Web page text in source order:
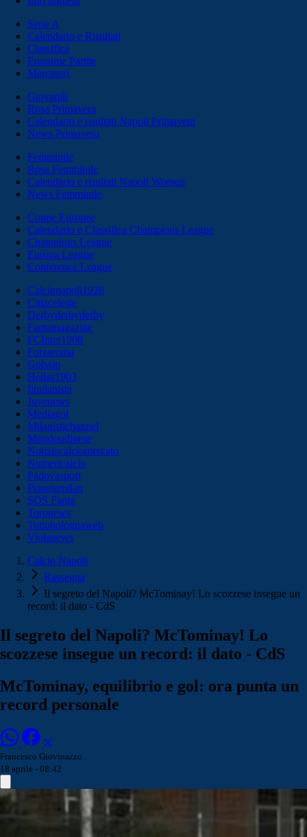
Serie A
Calendario e Risultati
Classifica
Prossime Partite
Marcatori
Giovanili
Rosa Primavera
Calendario e risultati Napoli Primavera
News Primavera
Femminile
Rosa Femminile
Calendario e risultati Napoli Women
News Femminile
Coppe Europee
Calendario e Classifica Champions League
Champions League
Europa League
Conference League
Calcionapoli1926
Cittaceleste
Derbyderbyderby
Fantamagazine
FCInter1908
Forzaroma
Golssip
Hellas1903
Ilmilanista
Juvenews
Mediagol
Milanistichannel
Mondoudinese
Notiziecalciomercato
Numericalcio
Padovasport
Pianetamilan
SOS Fanta
Toronews
Tuttobolognaweb
Violanews
Calcio Napoli
Rassegna
Il segreto del Napoli? McTominay! Lo scozzese insegue un
record: il dato - CdS
Il segreto del Napoli? McTominay! Lo
scozzese insegue un record: il dato - CdS
McTominay, equilibrio e gol: ora punta un
record personale
Francesco Giovinazzo
18 aprile - 08:42